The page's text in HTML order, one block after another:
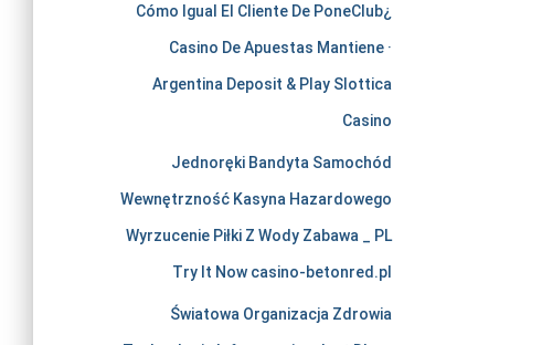
a
n
t
s
t
¿Cómo Igual El Cliente De PoneClub
Casino De Apuestas Mantiene ·
Argentina Deposit & Play Slottica
Casino
Jednoręki Bandyta Samochód
Wewnętrzność Kasyna Hazardowego
Wyrzucenie Piłki Z Wody Zabawa _ PL
Try It Now casino-betonred.pl
Światowa Organizacja Zdrowia